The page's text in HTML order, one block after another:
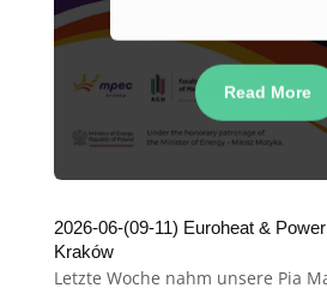
Read More
2026-06-(09-11) Euroheat &
Kraków
Letzte Woche nahm unsere Pia